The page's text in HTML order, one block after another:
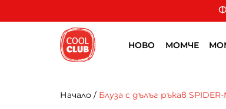
НОВО МОМЧЕ
Начало / Блуза с дълъг ръкав